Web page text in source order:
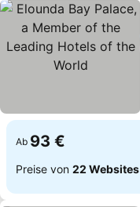
Ab 93 €
Preise von 22 Websites